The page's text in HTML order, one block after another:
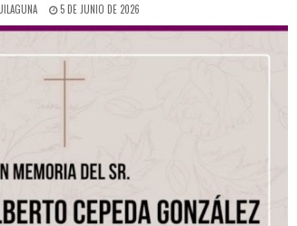
5 DE JUNIO DE 2026